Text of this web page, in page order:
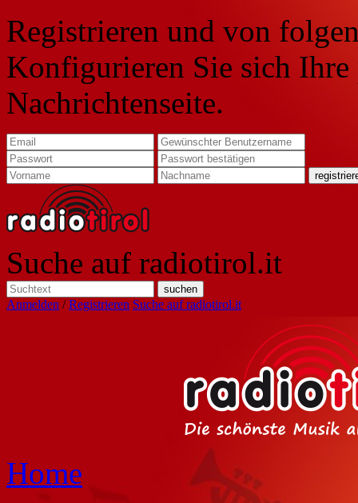
Registrieren und von
Konfigurieren Sie sich
Nachrichtenseite.
Suche auf radiotirol.it
Anmelden /Registrieren Suche auf radiotirol.it
Home